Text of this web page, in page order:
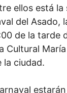
ellos está la
del Asado,
de la tarde
Cultural
la ciudad.